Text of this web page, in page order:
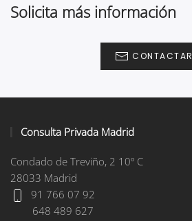
Solicita más información
CONTACTAR
Consulta Privada Madrid
Condado de Treviño, 2 10º C
28033 Madrid
91 766 07 92
648 489 627